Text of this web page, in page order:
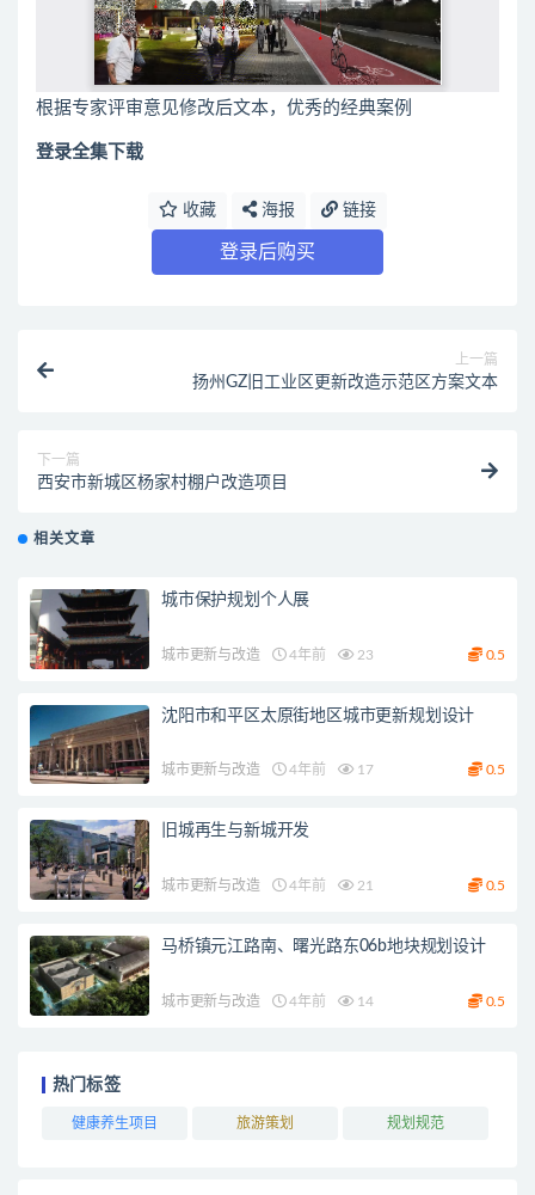
根据专家评审意见修改后文本，优秀的经典案例
登录全集下载
收藏 海报 链接
登录后购买
上一篇
扬州GZ旧工业区更新改造示范区方案文本
下一篇
西安市新城区杨家村棚户改造项目
相关文章
城市保护规划个人展
城市更新与改造 4年前 23 0.5
沈阳市和平区太原街地区城市更新规划设计
城市更新与改造 4年前 17 0.5
旧城再生与新城开发
城市更新与改造 4年前 21 0.5
马桥镇元江路南、曙光路东06b地块规划设计
城市更新与改造 4年前 14 0.5
热门标签
健康养生项目 旅游策划 规划规范